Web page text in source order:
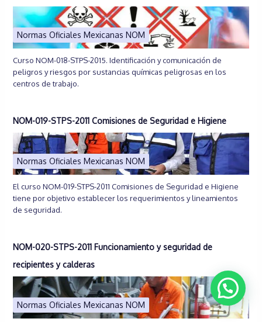
Normas Oficiales Mexicanas NOM
Curso NOM-018-STPS-2015. Identificación y comunicación de
peligros y riesgos por sustancias químicas peligrosas en los
centros de trabajo.
NOM-019-STPS-2011 Comisiones de Seguridad e Higiene
Normas Oficiales Mexicanas NOM
El curso NOM-019-STPS-2011 Comisiones de Seguridad e Higiene
tiene por objetivo establecer los requerimientos y lineamientos
de seguridad.
NOM-020-STPS-2011 Funcionamiento y seguridad de
recipientes y calderas
Normas Oficiales Mexicanas NOM